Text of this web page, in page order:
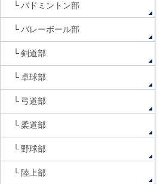
バドミントン部
バレーボール部
剣道部
卓球部
弓道部
柔道部
野球部
陸上部